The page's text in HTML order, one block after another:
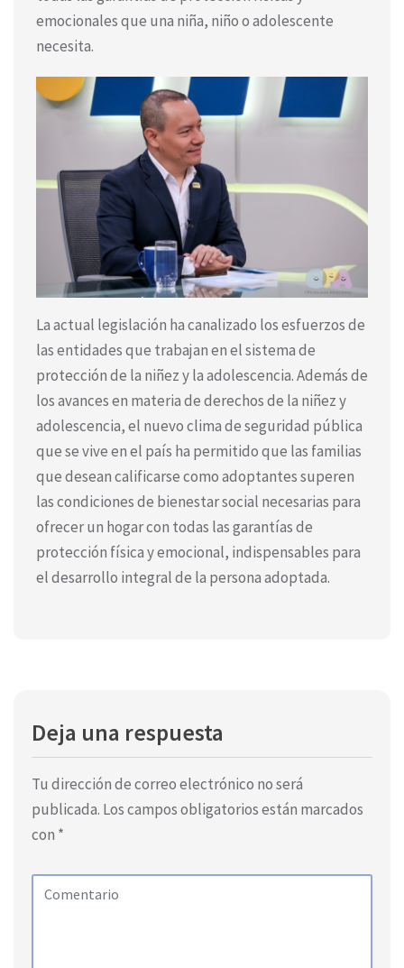
emocionales que una niña, niño o adolescente
necesita.
La actual legislación ha canalizado los esfuerzos de
las entidades que trabajan en el sistema de
protección de la niñez y la adolescencia. Además de
los avances en materia de derechos de la niñez y
adolescencia, el nuevo clima de seguridad pública
que se vive en el país ha permitido que las familias
que desean calificarse como adoptantes superen
las condiciones de bienestar social necesarias para
ofrecer un hogar con todas las garantías de
protección física y emocional, indispensables para
el desarrollo integral de la persona adoptada.
Deja una respuesta
Tu dirección de correo electrónico no será
publicada. Los campos obligatorios están marcados
con *